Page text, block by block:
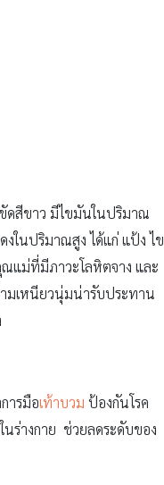
ดสีขาว มีไขมันในปริมาณ
งในปริมาณสูง ได้แก่ แป้ง ไข
แม่ที่มีภาวะโลหิตจาง และ
มเหนียวนุ่มน่ารับประทาน
ารมือเท้าบวม ป้องกันโรค
ร่างกาย ช่วยลดระดับของ